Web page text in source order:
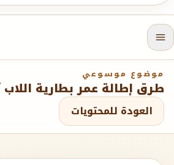
موضوع موسوعي
طرق إطالة عمر بطارية
العودة للمحتويات